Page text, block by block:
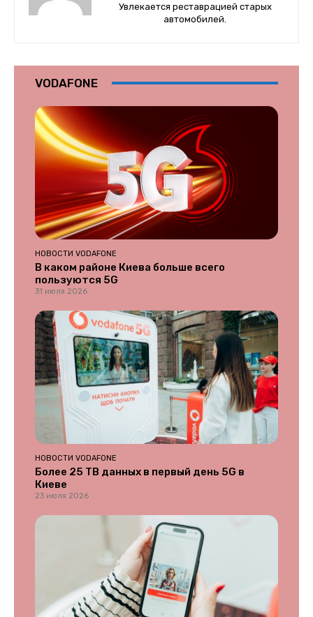
Увлекается реставрацией старых
автомобилей.
VODAFONE
НОВОСТИ VODAFONE
В каком районе Киева больше всего
пользуются 5G
31 июля 2026
НОВОСТИ VODAFONE
Более 25 ТВ данных в первый день 5G в
Киеве
23 июля 2026